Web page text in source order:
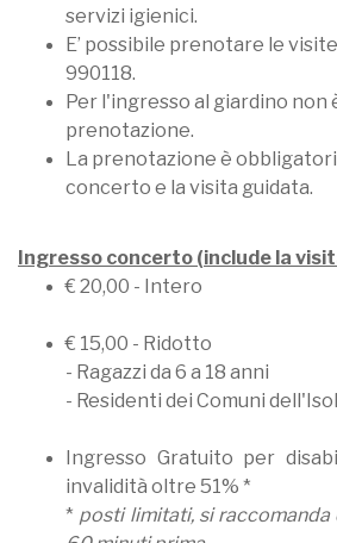
servizi igienici.
E’ possibile prenotare le
990118.
Per l'ingresso al giardino non
prenotazione.
La prenotazione è
concerto e la visita guidata.
Ingresso concerto (include la
€ 20,00 - Intero
€ 15,00 - Ridotto
- Ragazzi da 6 a 18 anni
- Residenti dei Comuni
Ingresso Gratuito per
invalidità oltre 51% *
* posti limitati, si